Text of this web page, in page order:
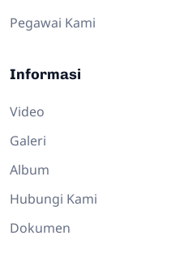
Pegawai Kami
Informasi
Video
Galeri
Album
Hubungi Kami
Dokumen